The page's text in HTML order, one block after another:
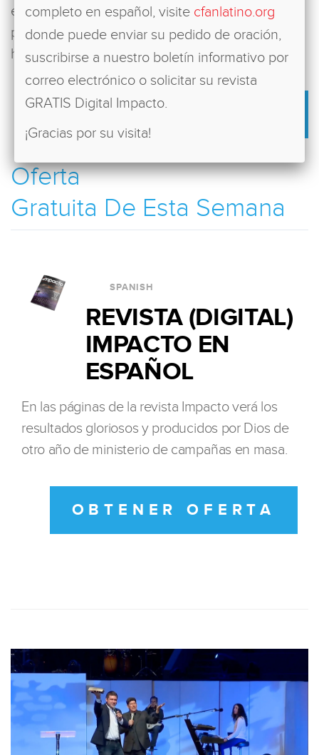
extendemos las manos hacia su necesidad, ¡y nos
ponemos de acuerdo en oración para que Dios
haga un milagro en su vida!
ENVIÉ AHORA
Oferta
Gratuita De Esta Semana
SPANISH
REVISTA (DIGITAL)
IMPACTO EN
ESPAÑOL
En las páginas de la revista Impacto verá los
resultados gloriosos y producidos por Dios de
otro año de ministerio de campañas en masa.
OBTENER OFERTA
completo en español, visite cfanlatino.org
donde puede enviar su pedido de oración,
suscribirse a nuestro boletín informativo por
correo electrónico o solicitar su revista
GRATIS Digital Impacto.
¡Gracias por su visita!